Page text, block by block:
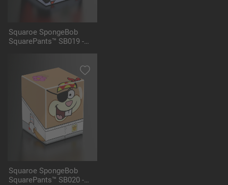
Squaroe SpongeBob
SquarePants™ SB019 -
Squaroe SpongeBob
SquarePants™ SB020 -